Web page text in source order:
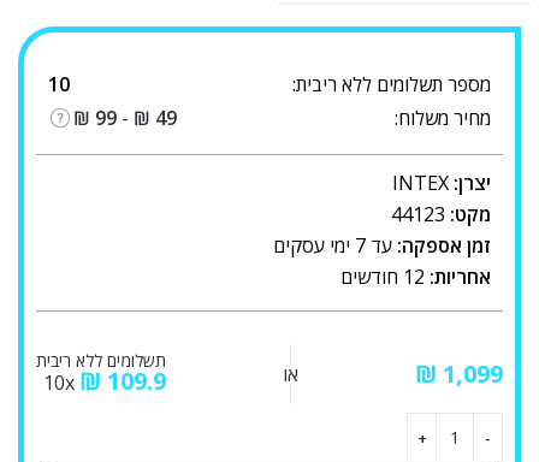
מספר תשלומים ללא ריבית:
10
מחיר משלוח:
₪ 49
-
₪ 99
יצרן: INTEX
מקט: 44123
זמן אספקה: עד 7 ימי עסקים
אחריות: 12 חודשים
₪ או
תשלומים ללא ריבית
₪ 109.9